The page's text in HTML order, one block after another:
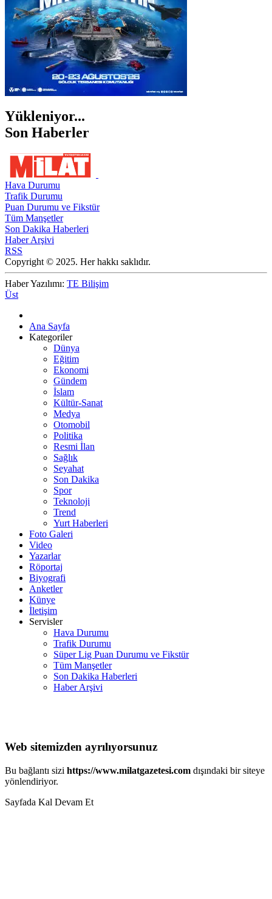
Yükleniyor...
Son Haberler
Hava Durumu
Trafik Durumu
Puan Durumu ve Fikstür
Tüm Manşetler
Son Dakika Haberleri
Haber Arşivi
RSS
Copyright © 2025. Her hakkı saklıdır.
Haber Yazılımı: TE Bilişim
Üst
Ana Sayfa
Kategoriler
Dünya
Eğitim
Ekonomi
Gündem
İslam
Kültür-Sanat
Medya
Otomobil
Politika
Resmi İlan
Sağlık
Seyahat
Son Dakika
Spor
Teknoloji
Trend
Yurt Haberleri
Foto Galeri
Video
Yazarlar
Röportaj
Biyografi
Anketler
Künye
İletişim
Servisler
Hava Durumu
Trafik Durumu
Süper Lig Puan Durumu ve Fikstür
Tüm Manşetler
Son Dakika Haberleri
Haber Arşivi
Web sitemizden ayrılıyorsunuz
Bu bağlantı sizi https://www.milatgazetesi.com dışındaki bir siteye
yönlendiriyor.
Sayfada Kal Devam Et